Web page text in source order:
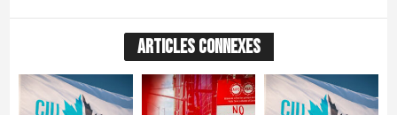
ARTICLES CONNEXES